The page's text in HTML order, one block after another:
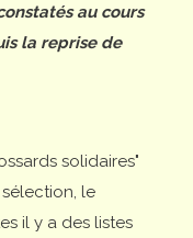
au cours
la reprise de
solidaires"
le
il y a des listes